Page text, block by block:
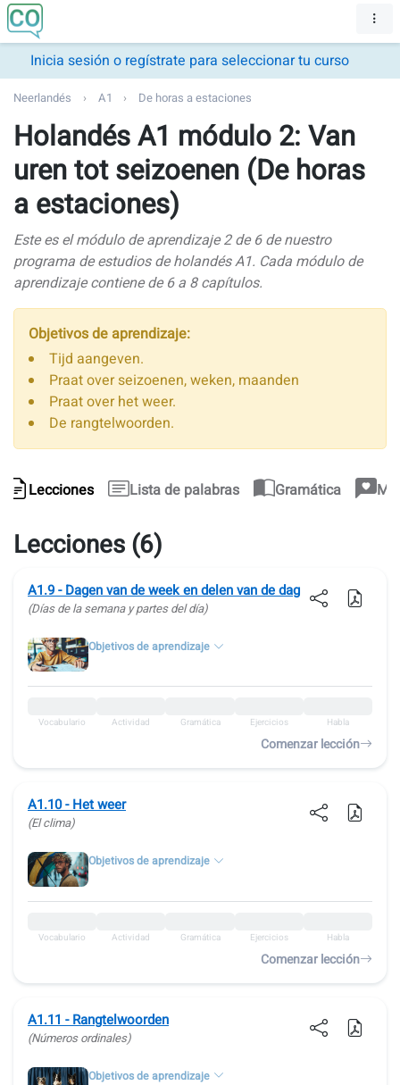
Inicia sesión o regístrate para seleccionar tu curso
Neerlandés A1 De horas a estaciones
Holandés A1 módulo 2: Van
uren tot seizoenen (De horas
a estaciones)
Este es el módulo de aprendizaje 2 de 6 de nuestro
programa de estudios de holandés A1. Cada módulo de
aprendizaje contiene de 6 a 8 capítulos.
Objetivos de aprendizaje:
Tijd aangeven.
Praat over seizoenen, weken, maanden
Praat over het weer.
De rangtelwoorden.
Lecciones Lista de palabras Gramática
Lecciones (6)
A1.9 - Dagen van de week en delen van de dag
(Días de la semana y partes del día)
Objetivos de aprendizaje
Vocabulario Actividad Gramática Ejercicios Habla
Comenzar lección
A1.10 - Het weer
(El clima)
Objetivos de aprendizaje
Vocabulario Actividad Gramática Ejercicios Habla
Comenzar lección
A1.11 - Rangtelwoorden
(Números ordinales)
Objetivos de aprendizaje